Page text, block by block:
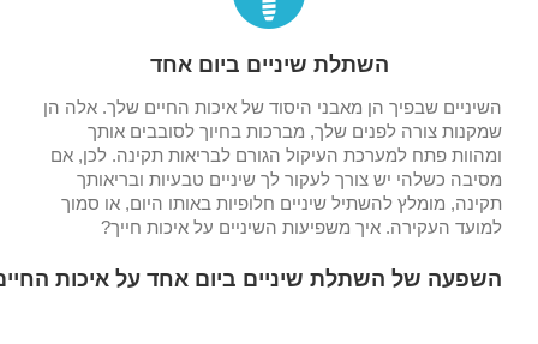
השתלת שיניים ביום אחד
השיניים שבפיך הן מאבני היסוד של איכות החיים שלך. אלה הן
שמקנות צורה לפנים שלך, מברכות בחיוך לסובבים אותך
ומהוות פתח למערכת העיקול הגורם לבריאות תקינה. לכן, אם
מסיבה כשלהי יש צורך לעקור לך שיניים טבעיות ובריאותך
תקינה, מומלץ להשתיל שיניים חלופיות באותו היום, או סמוך
למועד העקירה. איך משפיעות השיניים על איכות חייך?
השפעה של השתלת שיניים ביום אחד על איכות